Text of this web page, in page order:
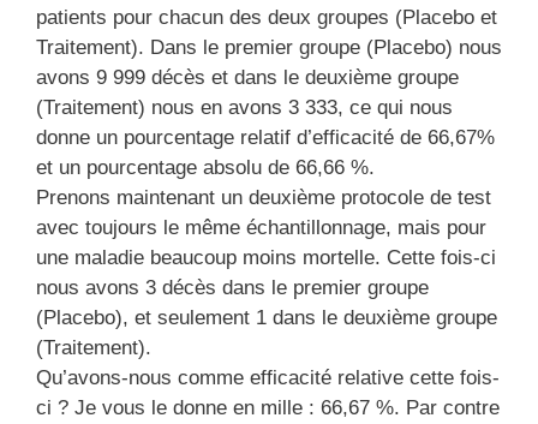
patients pour chacun des deux groupes (Placebo et
Traitement). Dans le premier groupe (Placebo) nous
avons 9 999 décès et dans le deuxième groupe
(Traitement) nous en avons 3 333, ce qui nous
donne un pourcentage relatif d’efficacité de 66,67%
et un pourcentage absolu de 66,66 %.
Prenons maintenant un deuxième protocole de test
avec toujours le même échantillonnage, mais pour
une maladie beaucoup moins mortelle. Cette fois-ci
nous avons 3 décès dans le premier groupe
(Placebo), et seulement 1 dans le deuxième groupe
(Traitement).
Qu’avons-nous comme efficacité relative cette fois-
ci ? Je vous le donne en mille : 66,67 %. Par contre